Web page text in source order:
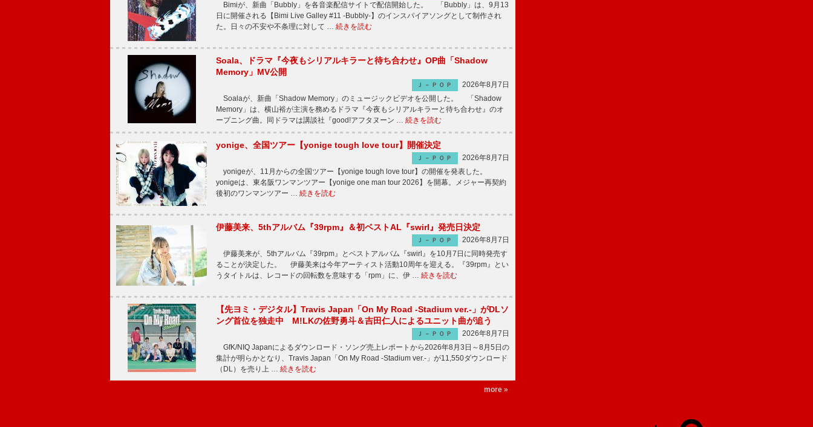
Bimiが、新曲「Bubbly」を各音楽配信サイトで配信開始した。 「Bubbly」は、9月13
日に開催される【Bimi Live Galley #11 -Bubbly-】のインスパイアソングとして制作され
た。日々の不安や不条理に対して … 続きを読む
Soala、ドラマ『今夜もシリアルキラーと待ち合わせ』OP曲「Shadow
Memory」MV公開
Ｊ－ＰＯＰ
2026年8月7日
Soalaが、新曲「Shadow Memory」のミュージックビデオを公開した。 「Shadow
Memory」は、横山裕が主演を務めるドラマ『今夜もシリアルキラーと待ち合わせ』のオ
ープニング曲。同ドラマは講談社『good!アフタヌーン … 続きを読む
yonige、全国ツアー【yonige tough love tour】開催決定
Ｊ－ＰＯＰ
2026年8月7日
yonigeが、11月からの全国ツアー【yonige tough love tour】の開催を発表した。
yonigeは、東名阪ワンマンツアー【yonige one man tour 2026】を開幕。メジャー再契約
後初のワンマンツアー … 続きを読む
伊藤美来、5thアルバム『39rpm』＆初ベストAL『swirl』発売日決定
Ｊ－ＰＯＰ
2026年8月7日
伊藤美来が、5thアルバム『39rpm』とベストアルバム『swirl』を10月7日に同時発売す
ることが決定した。 伊藤美来は今年アーティスト活動10周年を迎える。『39rpm』とい
うタイトルは、レコードの回転数を意味する「rpm」に、伊 … 続きを読む
【先ヨミ・デジタル】Travis Japan「On My Road -Stadium ver.-」がDLソ
ング首位を独走中 M!LKの佐野勇斗＆吉田仁人によるユニット曲が追う
Ｊ－ＰＯＰ
2026年8月7日
GfK/NIQ Japanによるダウンロード・ソング売上レポートから2026年8月3日～8月5日の
集計が明らかとなり、Travis Japan「On My Road -Stadium ver.-」が11,550ダウンロード
（DL）を売り上 … 続きを読む
more »